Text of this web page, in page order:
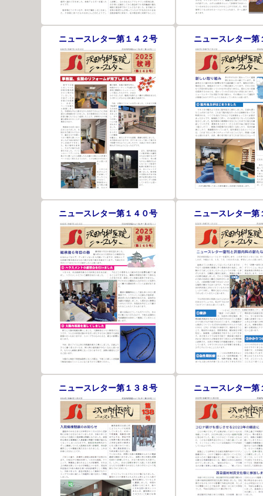
ニュースレター第１４２号 ニュースレター第
ニュースレター第１４０号 ニュースレター第
ニュースレター第１３８号 ニュースレター第